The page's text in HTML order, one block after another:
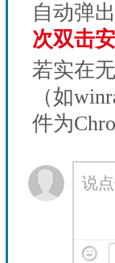
自动弹
次双击
若实在
（如
件为
说